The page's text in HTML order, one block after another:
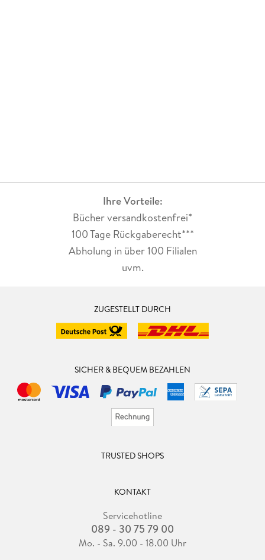
Ihre Vorteile:
Bücher versandkostenfrei*
100 Tage Rückgaberecht***
Abholung in über 100 Filialen
uvm.
ZUGESTELLT DURCH
SICHER & BEQUEM BEZAHLEN
TRUSTED SHOPS
KONTAKT
Servicehotline
089 - 30 75 79 00
Mo. - Sa. 9.00 - 18.00 Uhr